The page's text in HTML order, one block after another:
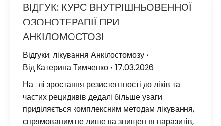
ВІДГУК: КУРС ВНУТРІШНЬОВЕННОЇ
ОЗОНОТЕРАПІЇ ПРИ
АНКІЛОМОСТОЗІ
Відгуки: лікування Анкілостомозу
Від Катерина Тимченко
17.03.2026
На тлі зростання резистентності до ліків та
частих рецидивів дедалі більше уваги
приділяється комплексним методам лікування,
спрямованим не лише на знищення паразитів,